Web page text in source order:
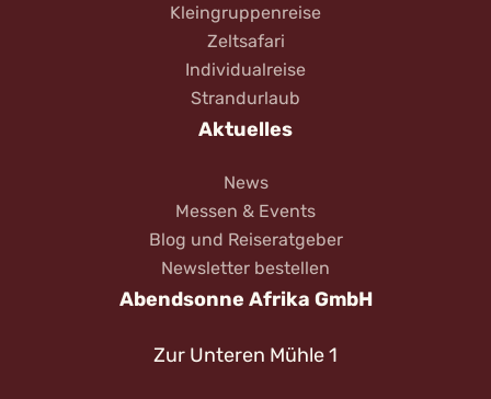
Kleingruppenreise
Zeltsafari
Individualreise
Strandurlaub
Aktuelles
News
Messen & Events
Blog und Reiseratgeber
Newsletter bestellen
Abendsonne Afrika GmbH
Zur Unteren Mühle 1